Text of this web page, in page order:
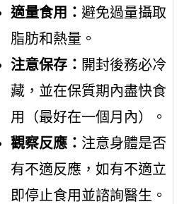
適量食用： 避免過量攝取
脂肪和熱量。
注意保存： 開封後務必冷
藏，並在保質期內盡快食
用（最好在一個月內）。
觀察反應： 注意身體是否
有不適反應，如有不適立
即停止食用並諮詢醫生。